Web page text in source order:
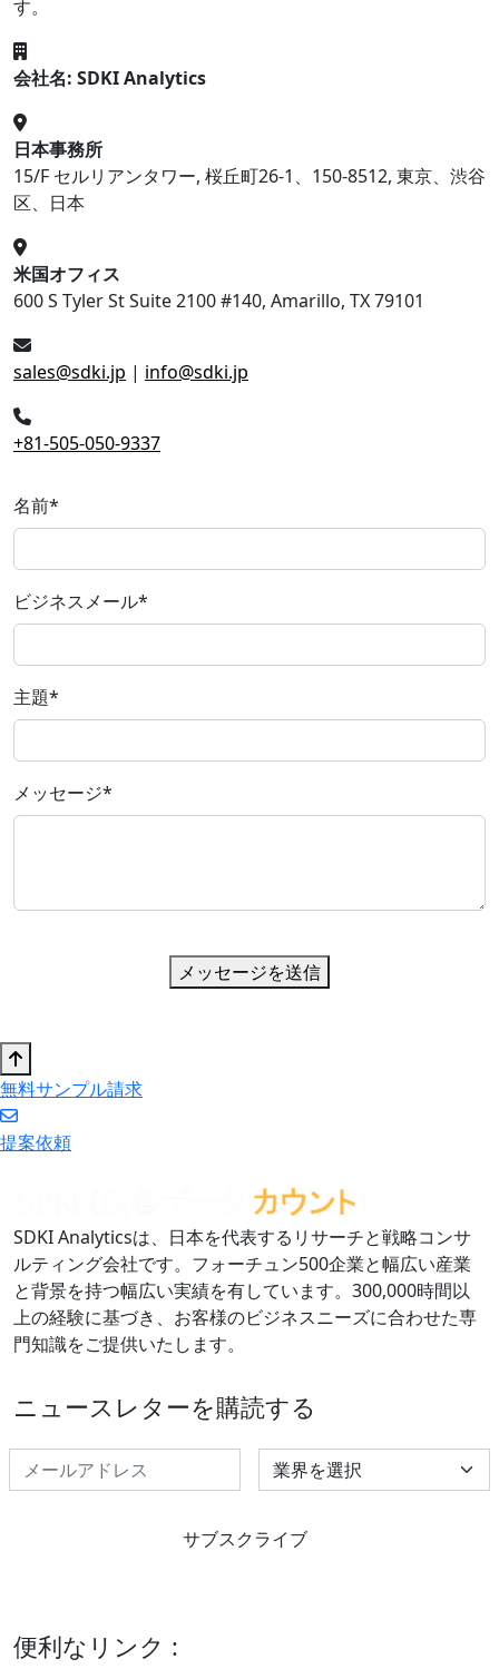
す。
会社名: SDKI Analytics
日本事務所
15/F セルリアンタワー, 桜丘町26-1、150-8512, 東京、渋谷
区、日本
米国オフィス
600 S Tyler St Suite 2100 #140, Amarillo, TX 79101
sales@sdki.jp | info@sdki.jp
+81-505-050-9337
名前*
ビジネスメール*
主題*
メッセージ*
メッセージを送信
無料サンプル請求
提案依頼
SDKI Analyticsは、日本を代表するリサーチと戦略コンサ
ルティング会社です。フォーチュン500企業と幅広い産業
と背景を持つ幅広い実績を有しています。300,000時間以
上の経験に基づき、お客様のビジネスニーズに合わせた専
門知識をご提供いたします。
ニュースレターを購読する
Select Industry
サブスクライブ
便利なリンク :